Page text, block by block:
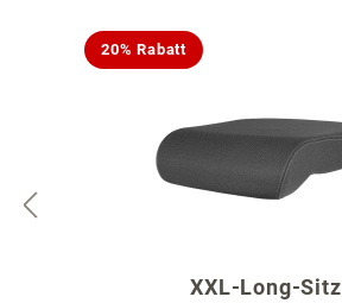
20% Rabatt
XXL-Long-Sitz